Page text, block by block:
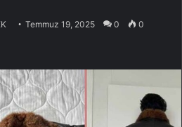
Temmuz 19, 2025 0 0